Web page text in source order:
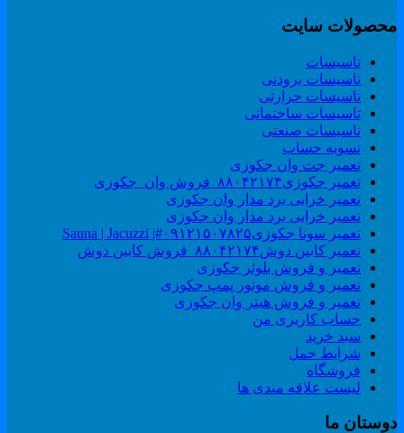
سایت
تاسیسات
تاسیسات برودتی
تاسیسات حرارتی
تاسیسات ساختمانی
تاسیسات صنعتی
تسویه حساب
تعمیر جت وان جکوزی
تعمیر جکوزی۸۸۰۴۲۱۷۴_فروش وان_جکوزی
تعمیر خرابی برد مدار وان جکوزی
تعمیر خرابی برد مدار وان جکوزی
تعمیر سونا جکوزی۰۹۱۲۱۵۰۷۸۲۵#| Sauna | Jacuzzi
تعمیر کابین دوش۸۸۰۴۲۱۷۴_فروش کابین دوش
تعمیر و فروش بلوئر جکوزی
تعمیر و فروش موتور پمپ جکوزی
تعمیر و فروش هیتر وان جکوزی
حساب کاربری من
سبد خرید
شرایط حمل
فروشگاه
لیست علاقه مندی ها
ما